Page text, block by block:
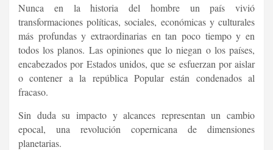
Nunca en la historia del hombre un país vivió
transformaciones políticas, sociales, económicas y culturales
más profundas y extraordinarias en tan poco tiempo y en
todos los planos. Las opiniones que lo niegan o los países,
encabezados por Estados unidos, que se esfuerzan por aislar
o contener a la república Popular están condenados al
fracaso.
Sin duda su impacto y alcances representan un cambio
epocal, una revolución copernicana de dimensiones
planetarias.